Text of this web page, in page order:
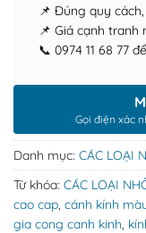
📌 Đúng quy
📌 Giá cạnh tranh
📞 0974 11 68 77
Gọi điện xác
Danh mục: CÁC LOẠI
Từ khóa: CÁC LOẠI
cao cap, cánh kính
gia cong canh kinh,